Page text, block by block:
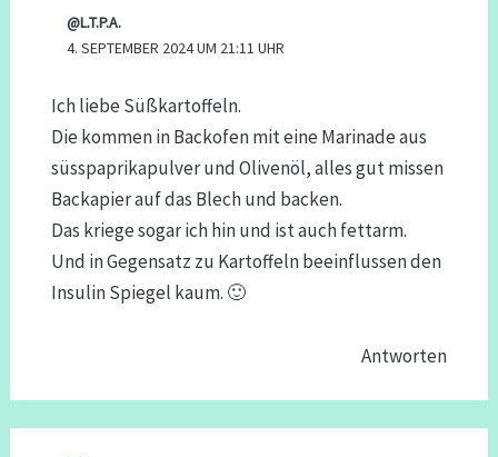
@L.T.P.A.
4. SEPTEMBER 2024 UM 21:11 UHR
Ich liebe Süßkartoffeln.
Die kommen in Backofen mit eine Marinade aus
süsspaprikapulver und Olivenöl, alles gut missen
Backapier auf das Blech und backen.
Das kriege sogar ich hin und ist auch fettarm.
Und in Gegensatz zu Kartoffeln beeinflussen den
Insulin Spiegel kaum. 🙂
Antworten